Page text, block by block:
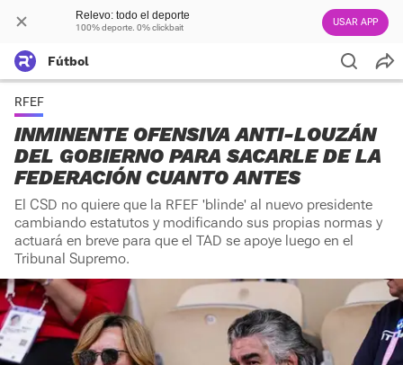
Relevo: todo el deporte
100% deporte. 0% clickbait USAR APP
Fútbol
RFEF
INMINENTE OFENSIVA ANTI-LOUZÁN
DEL GOBIERNO PARA SACARLE DE LA
FEDERACIÓN CUANTO ANTES
El CSD no quiere que la RFEF 'blinde' al nuevo presidente
cambiando estatutos y modificando sus propias normas y
actuará en breve para que el TAD se apoye luego en el
Tribunal Supremo.